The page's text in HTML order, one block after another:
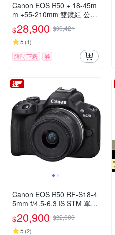
Canon EOS R50 + 18-45m
m +55-210mm 雙鏡組 公司
貨
$28,900 $30,421
5 (1)
限時下殺 券
Canon EOS R50 RF-S18-4
5mm f/4.5-6.3 IS STM 單鏡
組 公司貨
$20,900 $22,000
5 (2)